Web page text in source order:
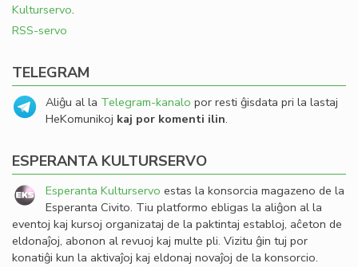
Kulturservo.
RSS-servo
TELEGRAM
Aliĝu al la Telegram-kanalo por resti ĝisdata pri la lastaj
HeKomunikoj kaj por komenti ilin.
ESPERANTA KULTURSERVO
Esperanta Kulturservo estas la konsorcia magazeno de la
Esperanta Civito. Tiu platformo ebligas la aliĝon al la
eventoj kaj kursoj organizataj de la paktintaj establoj, aĉeton de
eldonaĵoj, abonon al revuoj kaj multe pli. Vizitu ĝin tuj por
konatiĝi kun la aktivaĵoj kaj eldonaj novaĵoj de la konsorcio.